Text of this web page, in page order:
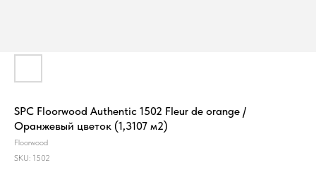
SPC Floorwood Authentic 1502 Fleur de orange /
Оранжевый цветок (1,3107 м2)
Floorwood
SKU: 1502